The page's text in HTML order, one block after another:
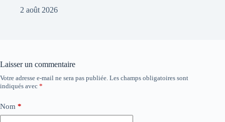
2 août 2026
Laisser un commentaire
Votre adresse e-mail ne sera pas publiée. Les champs obligatoires sont
indiqués avec *
Nom *